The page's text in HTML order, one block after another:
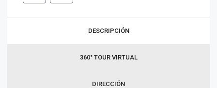
DESCRIPCIÓN
360° TOUR VIRTUAL
DIRECCIÓN